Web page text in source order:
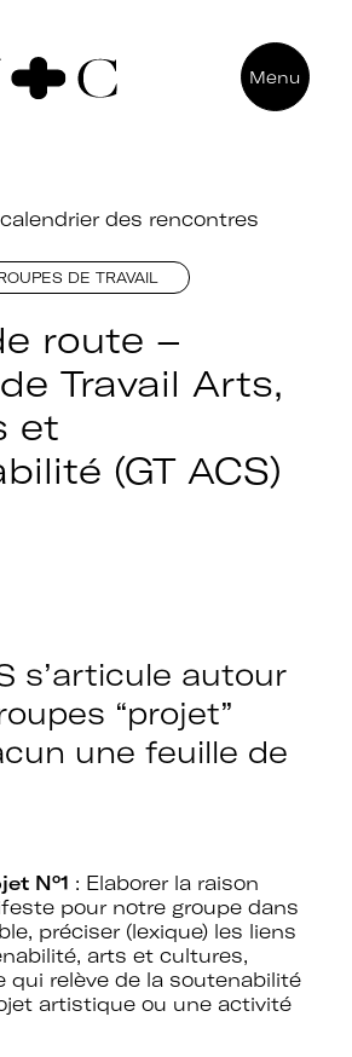
contacter
Menu
des rencontres
DE TRAVAIL
route –
Travail Arts,
et
(GT ACS)
s’articule autour
“projet”
une feuille de
N°1 : Elaborer la raison
pour notre groupe dans
préciser (lexique) les liens
arts et cultures,
qui relève de la soutenabilité
artistique ou une activité